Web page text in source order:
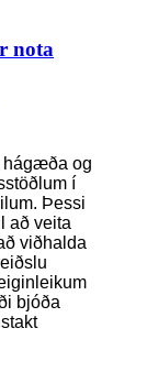
nota
hágæða og
í
Þessi
að veita
viðhalda
bjóða